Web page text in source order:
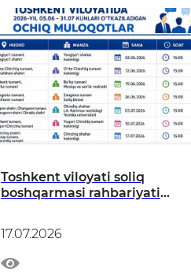
Toshkent viloyati soliq
boshqarmasi rahbariyati
tashkil etilmoqda.
17.07.2026